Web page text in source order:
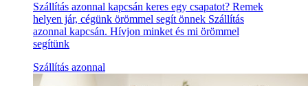
Szállítás azonnal kapcsán keres egy csapatot? Remek
helyen jár, cégünk örömmel segít önnek Szállítás
azonnal kapcsán. Hívjon minket és mi örömmel
segítünk
Szállítás azonnal